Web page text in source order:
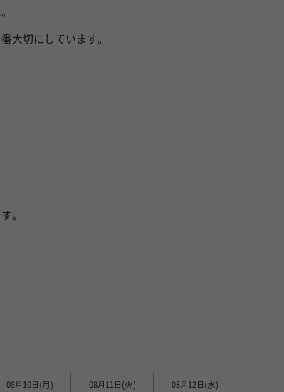
大切にしています。
。
08月10日 (月) 08月11日 (火) 08月12日 (水)